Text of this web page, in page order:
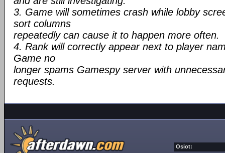
3. Game will sometimes crash while lobby
sort columns
repeatedly can cause it to happen more often.
4. Rank will correctly appear next to player
Game no
longer spams Gamespy server with
requests.
Osiot: